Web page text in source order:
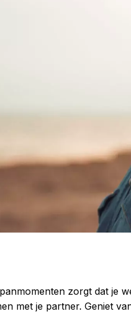
zorgt dat je
met je partner. Geniet